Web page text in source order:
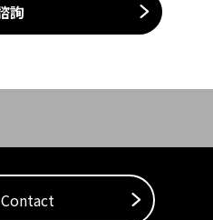
詢
Contact